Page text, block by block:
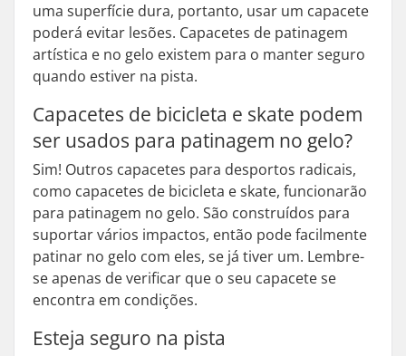
uma superfície dura, portanto, usar um capacete
poderá evitar lesões. Capacetes de patinagem
artística e no gelo existem para o manter seguro
quando estiver na pista.
Capacetes de bicicleta e skate podem
ser usados para patinagem no gelo?
Sim! Outros capacetes para desportos radicais,
como capacetes de bicicleta e skate, funcionarão
para patinagem no gelo. São construídos para
suportar vários impactos, então pode facilmente
patinar no gelo com eles, se já tiver um. Lembre-
se apenas de verificar que o seu capacete se
encontra em condições.
Esteja seguro na pista